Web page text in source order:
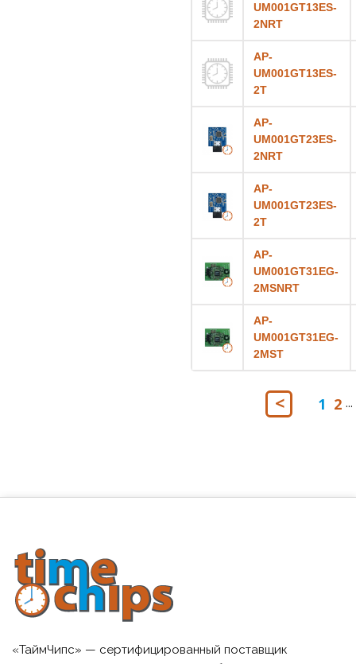
UM001GT13ES-
2NRT
AP-
UM001GT13ES-
2T
AP-
UM001GT23ES-
2NRT
AP-
UM001GT23ES-
2T
AP-
UM001GT31EG-
2MSNRT
AP-
UM001GT31EG-
2MST
1 2 ...
«ТаймЧипс» — сертифицированный поставщик